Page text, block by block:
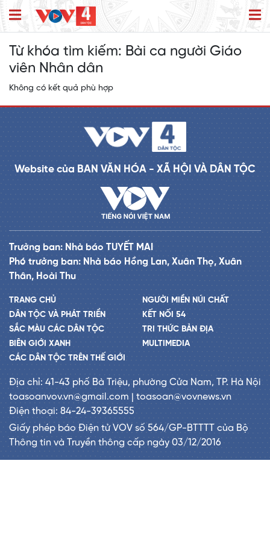
Từ khóa tìm kiếm: Bài ca người Giáo
viên Nhân dân
Không có kết quả phù hợp
Website của BAN VĂN HÓA - XÃ HỘI VÀ DÂN TỘC
Trưởng ban: Nhà báo TUYẾT MAI
Phó trưởng ban: Nhà báo Hồng Lan, Xuân Thọ, Xuân
Thân, Hoài Thu
TRANG CHỦ
DÂN TỘC VÀ PHÁT TRIỂN
SẮC MÀU CÁC DÂN TỘC
BIÊN GIỚI XANH
CÁC DÂN TỘC TRÊN THẾ GIỚI
NGƯỜI MIỀN NÚI CHẤT
KẾT NỐI 54
TRI THỨC BẢN ĐỊA
MULTIMEDIA
Địa chỉ: 41-43 phố Bà Triệu, phường Cửa Nam, TP. Hà Nội
toasoanvov.vn@gmail.com | toasoan@vovnews.vn
Điện thoại: 84-24-39365555
Giấy phép báo Điện tử VOV số 564/GP-BTTTT của Bộ
Thông tin và Truyền thông cấp ngày 03/12/2016